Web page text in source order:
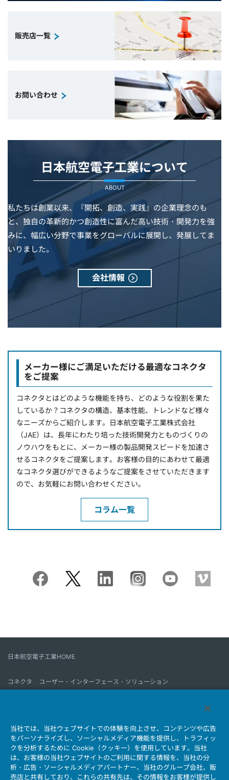
販売店一覧
お問い合わせ
日本航空電子工業について
ABOUT
私たちは創業以来、『開拓、創造、実践』の企業理念のも
と、独自の革新的かつ創造性に富んだ高い技術・開発力を強
みに、幅広い分野で事業をグローバルに展開し、発展してま
いりました。
会社情報
メーカー様にご満足いただける最適なコネクタ
をご提案
コネクタとはどのような機能を持ち、どのような役割を果た
しているか？コネクタの構造、基本性能、トレンドなど様々
なニーズからご紹介します。日本航空電子工業株式会社
（JAE）は、長年にわたり培った技術開発力とものづくりの
ノウハウをもとに、メーカー様の製品開発スピードを加速さ
せるコネクタをご提案します。お客様の目的にあわせて最適
なコネクタ選びができるようなご提案をさせていただきます
ので、お気軽にお問い合わせください。
コラム一覧
日本航空電子工業HOME
コネクタ
ユーザー・インターフェース・ソリューション
会社情報 サステナビリティ IR情報 採用情報
会社情報新着一覧
製品情報新着一覧
サイトマップ お問い合わせ
当社では、当社ウェブサイトでの体験を向上させ、コンテンツや広告
をパーソナライズし、ソーシャルメディア機能を提供し、トラフィッ
クを分析するために Cookie（クッキー）を使用しています。当社
は、お客様の当社ウェブサイトのご利用に関する情報を、当社の分
析・広告・ソーシャルメディアパートナー、当社のグループ会社、販
売店と共有しており、これらの共有先は、その情報をお客様が提供し